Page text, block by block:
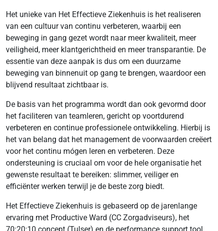
Het unieke van Het Effectieve Ziekenhuis is het realiseren
van een cultuur van continu verbeteren, waarbij een
beweging in gang gezet wordt naar meer kwaliteit, meer
veiligheid, meer klantgerichtheid en meer transparantie. De
essentie van deze aanpak is dus om een duurzame
beweging van binnenuit op gang te brengen, waardoor een
blijvend resultaat zichtbaar is.
De basis van het programma wordt dan ook gevormd door
het faciliteren van teamleren, gericht op voortdurend
verbeteren en continue professionele ontwikkeling. Hierbij is
het van belang dat het management de voorwaarden creëert
voor het continu mógen leren en verbeteren. Deze
ondersteuning is cruciaal om voor de hele organisatie het
gewenste resultaat te bereiken: slimmer, veiliger en
efficiënter werken terwijl je de beste zorg biedt.
Het Effectieve Ziekenhuis is gebaseerd op de jarenlange
ervaring met Productive Ward (CC Zorgadviseurs), het